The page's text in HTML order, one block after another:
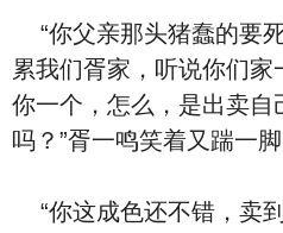
“你父亲那头猪蠢的要
累我们胥家，听说你们
你一个，怎么，是出卖自
吗？”胥一鸣笑着又踹一脚
“你这成色还不错，卖